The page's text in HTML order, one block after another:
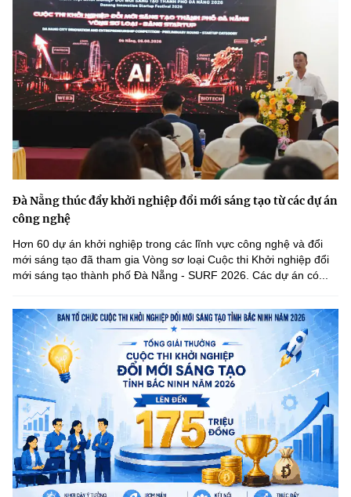
Đà Nẵng thúc đẩy khởi nghiệp đổi mới sáng tạo từ các dự án
công nghệ
Hơn 60 dự án khởi nghiệp trong các lĩnh vực công nghệ và đổi
mới sáng tạo đã tham gia Vòng sơ loại Cuộc thi Khởi nghiệp đổi
mới sáng tạo thành phố Đà Nẵng - SURF 2026. Các dự án có...